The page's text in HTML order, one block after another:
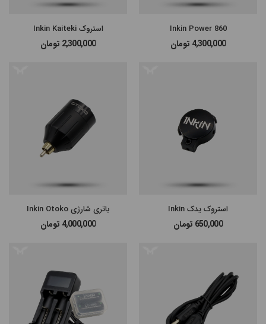
860 Inkin Power
4,300,000 تومان
استروک Inkin Kaiteki
2,300,000 تومان
استروک یدک Inkin
650,000 تومان
باتری شارژی Inkin Otoko
4,000,000 تومان